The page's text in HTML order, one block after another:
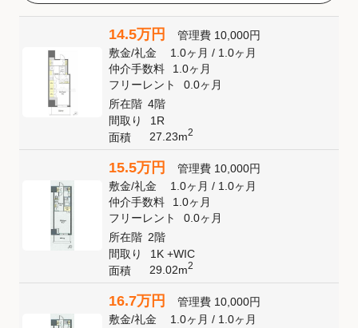
14.5万円 管理費 10,000円
敷金/礼金 1.0ヶ月/ 1.0ヶ月
仲介手数料
1.0ヶ月
フリーレント
0.0ヶ月
所在階 4階
間取り
1R
面積
27.23m2
15.5万円 管理費 10,000円
敷金/礼金 1.0ヶ月/ 1.0ヶ月
仲介手数料
1.0ヶ月
フリーレント
0.0ヶ月
所在階 2階
間取り
1K +WIC
面積
29.02m2
16.7万円 管理費 10,000円
敷金/礼金 1.0ヶ月/ 1.0ヶ月